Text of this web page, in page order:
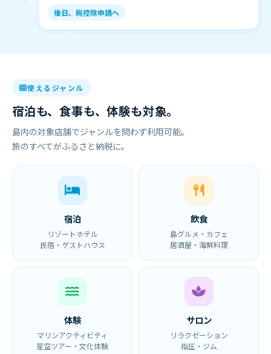
後日、税控除申請へ
使えるジャンル
宿泊も、食事も、体験も対象。
島内の対象店舗でジャンルを問わず利用可能。
旅のすべてがふるさと納税に。
宿泊
リゾートホテル
民宿・ゲストハウス
飲食
島グルメ・カフェ
居酒屋・海鮮料理
体験
マリンアクティビティ
星空ツアー・文化体験
サロン
リラクゼーション
指圧・ジム